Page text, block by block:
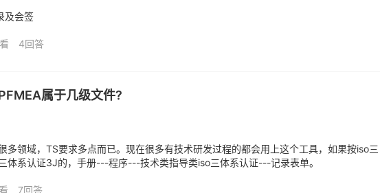
及会签
4回答
属于几级文件?
多领域，TS要求多点而已。现在很多有技术研发过程的都会用上这个工具，如果按iso三
体系认证3J的，手册---程序---技术类指导类iso三体系认证---记录表单。
7回答